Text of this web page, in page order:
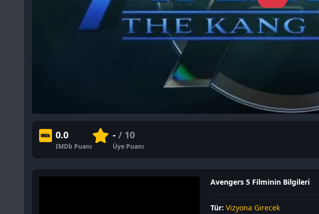
0.0
IMDb Puanı
-/ 10
Üye Puanı
Avengers 5 Filminin Bilgileri
Tür: Vizyona Girecek